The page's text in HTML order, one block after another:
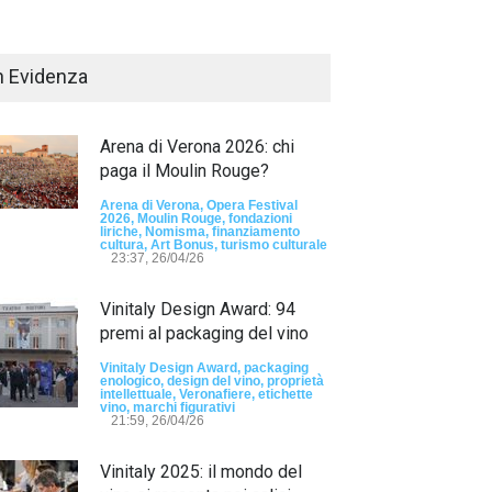
di Fausto Angelo Coppi" il
Internazionale, dedicato a Giovanni
tag - 23:24, 24/07/26
Evidenza
Arena di Verona 2026: chi
paga il Moulin Rouge?
Arena di Verona, Opera Festival
2026, Moulin Rouge, fondazioni
liriche, Nomisma, finanziamento
cultura, Art Bonus, turismo culturale
23:37, 26/04/26
Vinitaly Design Award: 94
premi al packaging del vino
Vinitaly Design Award, packaging
enologico, design del vino, proprietà
intellettuale, Veronafiere, etichette
vino, marchi figurativi
21:59, 26/04/26
Vinitaly 2025: il mondo del